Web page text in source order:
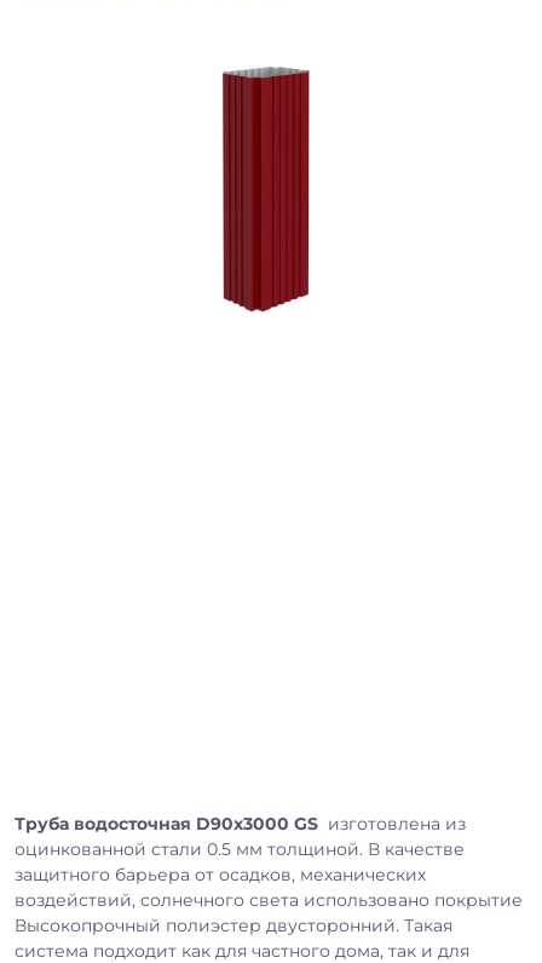
Труба водосточная D90х3000 GS изготовлена из
оцинкованной стали 0.5 мм толщиной. В качестве
защитного барьера от осадков, механических
воздействий, солнечного света использовано покрытие
Высокопрочный полиэстер двусторонний. Такая
система подходит как для частного дома, так и для